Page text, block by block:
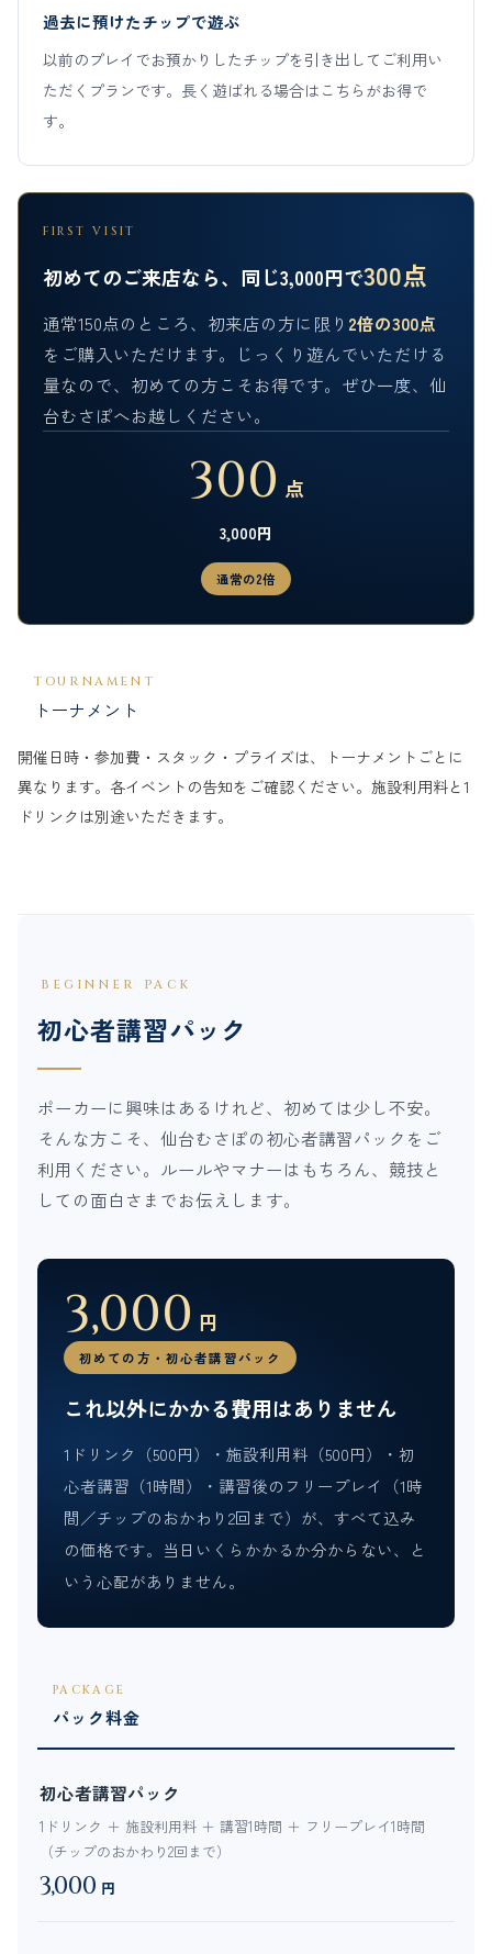
過去に預けたチップで遊ぶ
以前のプレイでお預かりしたチップを引き出してご利用い
ただくプランです。長く遊ばれる場合はこちらがお得で
す。
FIRST VISIT
初めてのご来店なら、同じ3,000円で300点
通常150点のところ、初来店の方に限り 2倍の300点
をご購入いただけます。じっくり遊んでいただける
量なので、初めての方こそお得です。ぜひ一度、仙
台むさぽへお越しください。
300 点
3,000円
通常の2倍
TOURNAMENT
トーナメント
開催日時・参加費・スタック・プライズは、トーナメントごとに
異なります。各イベントの告知をご確認ください。施設利用料と1
ドリンクは別途いただきます。
BEGINNER PACK
初心者講習パック
ポーカーに興味はあるけれど、初めては少し不安。
そんな方こそ、仙台むさぽの初心者講習パックをご
利用ください。ルールやマナーはもちろん、競技と
しての面白さまでお伝えします。
3,000 円
初めての方・初心者講習パック
これ以外にかかる費用はありません
1ドリンク（500円）・施設利用料（500円）・初
心者講習（1時間）・講習後のフリープレイ（1時
間／チップのおかわり2回まで）が、すべて込み
の価格です。当日いくらかかるか分からない、と
いう心配がありません。
PACKAGE
パック料金
初心者講習パック
1ドリンク ＋ 施設利用料 ＋ 講習1時間 ＋ フリープレイ1時間
（チップのおかわり2回まで）
3,000 円